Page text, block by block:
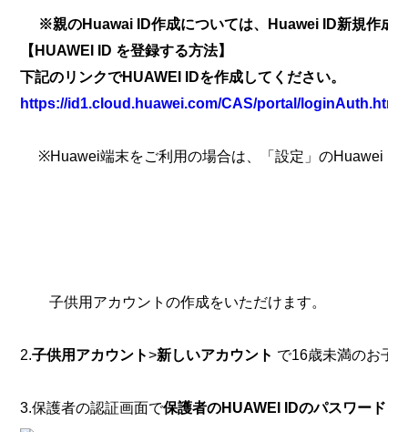
※親のHuawai ID作成については、Huawei ID新規作成
【HUAWEI ID を登録する方法】
下記のリンクでHUAWEI IDを作成してください。
https://id1.cloud.huawei.com/CAS/portal/
※Huawei端末をご利用の場合は、「設定」のHuawei ID
子供用アカウントの作成をいただけます。
2.子供用アカウント>新しいアカウント で16歳未満のお子
3.保護者の認証画面で保護者のHUAWEI IDのパスワード